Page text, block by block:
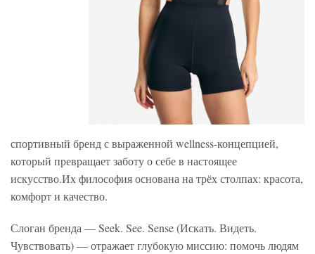
спортивный бренд с выраженной wellness-концепцией,
который превращает заботу о себе в настоящее
искусство.Их философия основана на трёх столпах: красота,
комфорт и качество.
Слоган бренда — Seek. See. Sense (Искать. Видеть.
Чувствовать) — отражает глубокую миссию: помочь людям